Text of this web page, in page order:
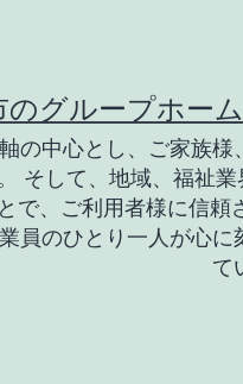
のグループホー
の中心とし、ご家族
そして、地域、福祉
で、ご利用者様に信
員のひとり一人が心
て